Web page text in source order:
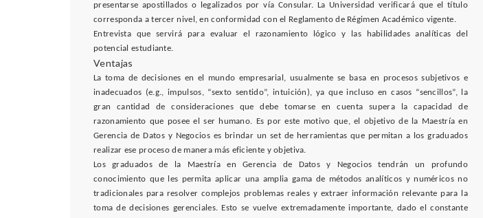
presentarse apostillados o legalizados por vía Consular. La Universidad verificará que el título
corresponda a tercer nivel, en conformidad con el Reglamento de Régimen Académico vigente.
Entrevista que servirá para evaluar el razonamiento lógico y las habilidades analíticas del
potencial estudiante.
Ventajas
La toma de decisiones en el mundo empresarial, usualmente se basa en procesos subjetivos e
inadecuados (e.g., impulsos, “sexto sentido”, intuición), ya que incluso en casos “sencillos”, la
gran cantidad de consideraciones que debe tomarse en cuenta supera la capacidad de
razonamiento que posee el ser humano. Es por este motivo que, el objetivo de la Maestría en
Gerencia de Datos y Negocios es brindar un set de herramientas que permitan a los graduados
realizar ese proceso de manera más eficiente y objetiva.
Los graduados de la Maestría en Gerencia de Datos y Negocios tendrán un profundo
conocimiento que les permita aplicar una amplia gama de métodos analíticos y numéricos no
tradicionales para resolver complejos problemas reales y extraer información relevante para la
toma de decisiones gerenciales. Esto se vuelve extremadamente importante, dado el constante